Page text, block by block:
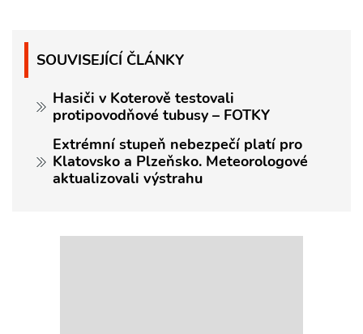
SOUVISEJÍCÍ ČLÁNKY
Hasiči v Koterově testovali
protipovodňové tubusy – FOTKY
Extrémní stupeň nebezpečí platí pro
Klatovsko a Plzeňsko. Meteorologové
aktualizovali výstrahu